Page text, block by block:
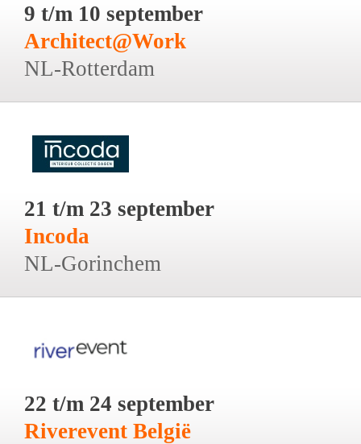
9 t/m 10 september
Architect@Work
NL-Rotterdam
21 t/m 23 september
Incoda
NL-Gorinchem
22 t/m 24 september
Riverevent België